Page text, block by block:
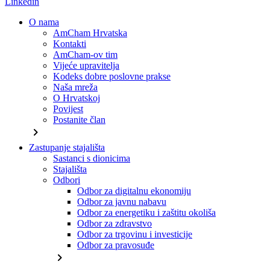
O nama
AmCham Hrvatska
Kontakti
AmCham-ov tim
Vijeće upravitelja
Kodeks dobre poslovne prakse
Naša mreža
O Hrvatskoj
Povijest
Postanite član
chevron_right
Zastupanje stajališta
Sastanci s dionicima
Stajališta
Odbori
Odbor za digitalnu ekonomiju
Odbor za javnu nabavu
Odbor za energetiku i zaštitu okoliša
Odbor za zdravstvo
Odbor za trgovinu i investicije
Odbor za pravosuđe
chevron_right